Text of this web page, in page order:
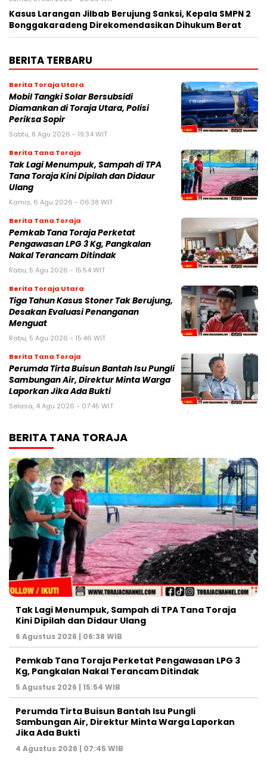
Kasus Larangan Jilbab Berujung Sanksi, Kepala SMPN 2
Bonggakaradeng Direkomendasikan Dihukum Berat
BERITA TERBARU
Berita Toraja Utara
Mobil Tangki Solar Bersubsidi
Diamankan di Toraja Utara, Polisi
Periksa Sopir
Sabtu, 8 Agu 2026 - 19:34 WIT
Berita Tana Toraja
Tak Lagi Menumpuk, Sampah di TPA
Tana Toraja Kini Dipilah dan Didaur
Ulang
Kamis, 6 Agu 2026 - 06:38 WIT
Berita Tana Toraja
Pemkab Tana Toraja Perketat
Pengawasan LPG 3 Kg, Pangkalan
Nakal Terancam Ditindak
Rabu, 5 Agu 2026 - 15:54 WIT
Berita Toraja Utara
Tiga Tahun Kasus Stoner Tak Berujung,
Desakan Evaluasi Penanganan
Menguat
Rabu, 5 Agu 2026 - 15:46 WIT
Berita Tana Toraja
Perumda Tirta Buisun Bantah Isu Pungli
Sambungan Air, Direktur Minta Warga
Laporkan Jika Ada Bukti
Selasa, 4 Agu 2026 - 07:45 WIT
BERITA TANA TORAJA
Tak Lagi Menumpuk, Sampah di TPA Tana Toraja
Kini Dipilah dan Didaur Ulang
6 Agustus 2026 | 06:38 WIB
Pemkab Tana Toraja Perketat Pengawasan LPG 3
Kg, Pangkalan Nakal Terancam Ditindak
5 Agustus 2026 | 15:54 WIB
Perumda Tirta Buisun Bantah Isu Pungli
Sambungan Air, Direktur Minta Warga Laporkan
Jika Ada Bukti
4 Agustus 2026 | 07:45 WIB